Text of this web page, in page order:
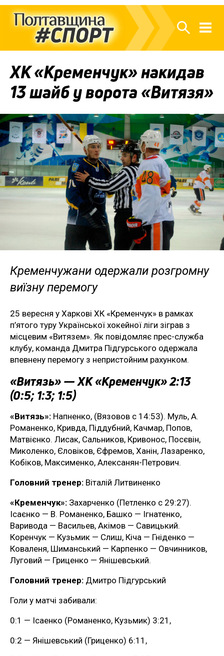
ХК «Кременчук» накидав
13 шайб у ворота «Витязя»
Кременчужани одержали розгромну
виїзну перемогу
25 вересня у Харкові ХК «Кременчук» в рамках
п’ятого туру Української хокейної ліги зіграв з
місцевим «Витязем». Як повідомляє прес-служба
клубу, команда Дмитра Підгурського одержала
впевнену перемогу з непристойним рахунком.
«Витязь» — ХК «Кременчук» 2:13
(0:5; 1:3; 1:5)
«Витязь»: Напненко, (Вязовов с 14:53). Муль, А.
Романенко, Кривда, Піддубний, Качмар, Попов,
Матвієнко. Лисак, Сальников, Кривонос, Посєвін,
Миколенко, Єловіков, Єфремов, Ханін, Лазаренко,
Кобіков, Максименко, Алексанян-Петрович.
Головний тренер: Віталій Литвиненко
«Кременчук»: Захарченко (Петленко с 29:27).
Ісаєнко — В. Романенко, Башко — Ігнатенко,
Варивода — Васильев, Акімов — Савицький.
Коренчук — Кузьмик — Слиш, Кіча — Гніденко —
Коваленя, Шиманський — Карпенко — Овчинников,
Луговий — Гриценко — Янішевський.
Головний тренер: Дмитро Підгурський
Голи у матчі забивали:
0:1 — Ісаенко (Романенко, Кузьмик) 3:21,
0:2 — Янішевський (Гриценко) 6:11,